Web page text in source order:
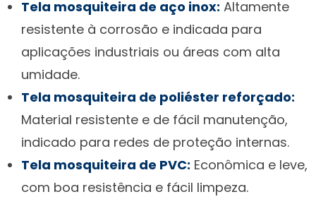
Tela mosquiteira de aço inox: Altamente
resistente à corrosão e indicada para
aplicações industriais ou áreas com alta
umidade.
Tela mosquiteira de poliéster reforçado:
Material resistente e de fácil manutenção,
indicado para redes de proteção internas.
Tela mosquiteira de PVC: Econômica e leve,
com boa resistência e fácil limpeza.